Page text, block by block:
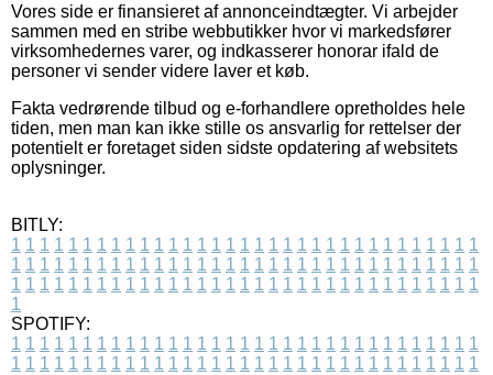
Vores side er finansieret af annonceindtægter. Vi arbejder
sammen med en stribe webbutikker hvor vi markedsfører
virksomhedernes varer, og indkasserer honorar ifald de
personer vi sender videre laver et køb.
Fakta vedrørende tilbud og e-forhandlere opretholdes hele
tiden, men man kan ikke stille os ansvarlig for rettelser der
potentielt er foretaget siden sidste opdatering af websitets
oplysninger.
BITLY:
1 1 1 1 1 1 1 1 1 1 1 1 1 1 1 1 1 1 1 1 1 1 1 1 1 1 1 1 1 1 1 1 1
1 1 1 1 1 1 1 1 1 1 1 1 1 1 1 1 1 1 1 1 1 1 1 1 1 1 1 1 1 1 1 1 1
1 1 1 1 1 1 1 1 1 1 1 1 1 1 1 1 1 1 1 1 1 1 1 1 1 1 1 1 1 1 1 1 1
1
SPOTIFY:
1 1 1 1 1 1 1 1 1 1 1 1 1 1 1 1 1 1 1 1 1 1 1 1 1 1 1 1 1 1 1 1 1
1 1 1 1 1 1 1 1 1 1 1 1 1 1 1 1 1 1 1 1 1 1 1 1 1 1 1 1 1 1 1 1 1